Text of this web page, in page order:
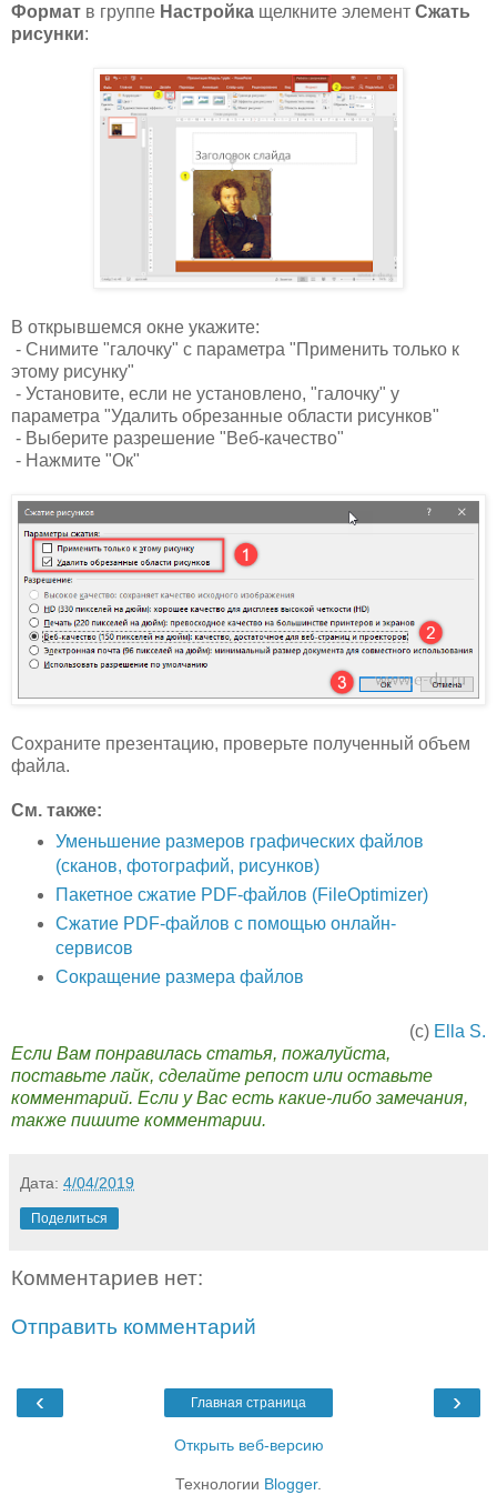
Формат в группе Настройка щелкните элемент Сжать
рисунки:
В открывшемся окне укажите:
- Снимите "галочку" с параметра "Применить только к
этому рисунку"
- Установите, если не установлено, "галочку" у
параметра "Удалить обрезанные области рисунков"
- Выберите разрешение "Веб-качество"
- Нажмите "Ок"
Сохраните презентацию, проверьте полученный объем
файла.
См. также:
Уменьшение размеров графических файлов
(сканов, фотографий, рисунков)
Пакетное сжатие PDF-файлов (FileOptimizer)
Сжатие PDF-файлов с помощью онлайн-
сервисов
Сокращение размера файлов
(с) Ella S.
Если Вам понравилась статья, пожалуйста,
поставьте лайк, сделайте репост или оставьте
комментарий. Если у Вас есть какие-либо замечания,
также пишите комментарии.
Дата: 4/04/2019
Поделиться
Комментариев нет:
Отправить комментарий
‹ ›
Главная страница
Открыть веб-версию
Технологии Blogger.